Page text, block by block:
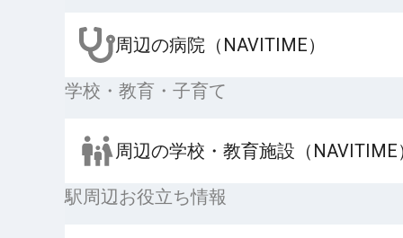
周辺の病院（NAVITIME）
学校・教育・子育て
周辺の学校・教育施設（NAVITIME
駅周辺お役立ち情報